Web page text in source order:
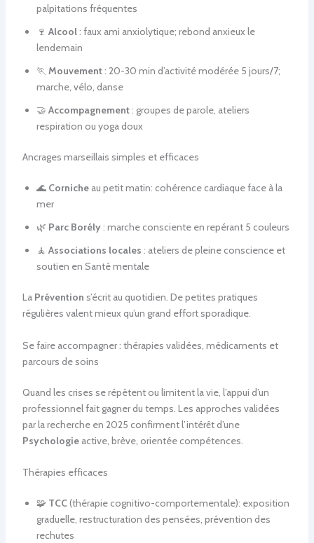
palpitations fréquentes
🍷 Alcool: faux ami anxiolytique; rebond anxieux le
lendemain
🏃 Mouvement: 20-30 min d’activité modérée 5 jours/7;
marche, vélo, danse
🤝 Accompagnement: groupes de parole, ateliers
respiration ou yoga doux
Ancrages marseillais simples et efficaces
🌊 Cornicheau petit matin: cohérence cardiaque face à la
mer
🌿 Parc Borély: marche consciente en repérant 5 couleurs
🧘 Associations locales : ateliers de pleine conscience et
soutien en Santé mentale
La Prévention s’écrit au quotidien. De petites pratiques
régulières valent mieux qu’un grand effort sporadique.
Se faire accompagner : thérapies validées, médicaments et
parcours de soins
Quand les crises se répètent ou limitent la vie, l’appui d’un
professionnel fait gagner du temps. Les approches validées
par la recherche en 2025 confirment l’intérêt d’une
Psychologieactive, brève, orientée compétences.
Thérapies efficaces
🧩 TCC(thérapie cognitivo-comportementale): exposition
graduelle, restructuration des pensées, prévention des
rechutes